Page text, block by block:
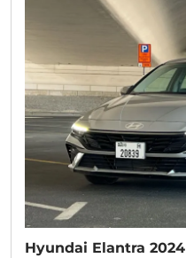
Hyundai Elantra 2024
CURRENT PROMOTION: